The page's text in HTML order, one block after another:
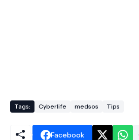
Tags: Cyberlife medsos Tips
Facebook